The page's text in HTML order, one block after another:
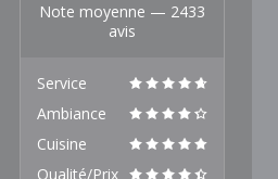
Note moyenne — 2433
avis
Service
Ambiance
Cuisine
Qualité/Prix